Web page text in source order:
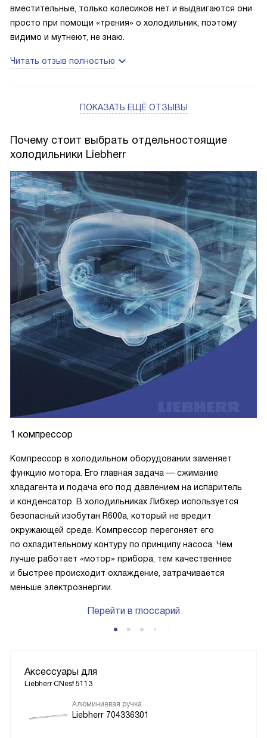
вместительные, только колесиков нет и выдвигаются они
просто при помощи «трения» о холодильник, поэтому
видимо и мутнеют, не знаю.
Читать отзыв полностью
ПОКАЗАТЬ ЕЩЁ ОТЗЫВЫ
Почему стоит выбрать отдельностоящие
холодильники Liebherr
1 компрессор
Компрессор в холодильном оборудовании заменяет
функцию мотора. Его главная задача — сжимание
хладагента и подача его под давлением на испаритель
и конденсатор. В холодильниках Либхер используется
безопасный изобутан R600a, который не вредит
окружающей среде. Компрессор перегоняет его
по охладительному контуру по принципу насоса. Чем
лучше работает «мотор» прибора, тем качественнее
и быстрее происходит охлаждение, затрачивается
меньше электроэнергии.
Перейти в глоссарий
Аксессуары для
Liebherr CNesf 5113
Алюминиевая ручка
Liebherr 704336301